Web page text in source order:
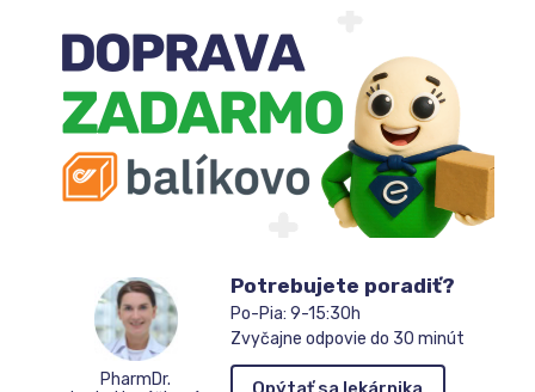
PharmDr.
Potrebujete poradiť?
Po-Pia: 9-15:30h
Zvyčajne odpovie do 30 minút